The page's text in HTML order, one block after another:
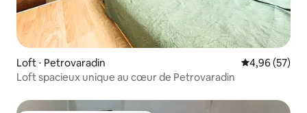
Loft ⋅ Petrovaradin Évaluation
4,96 (57)
Loft spacieux unique au cœur de Petrovaradin